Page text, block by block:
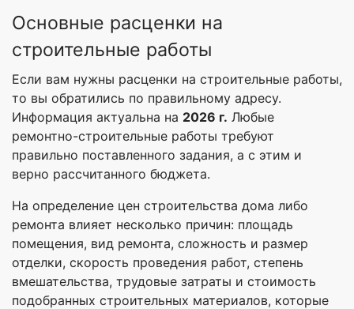
Основные расценки на
строительные работы
Если вам нужны расценки на строительные работы,
то вы обратились по правильному адресу.
Информация актуальна на 2026 г. Любые
ремонтно-строительные работы требуют
правильно поставленного задания, а с этим и
верно рассчитанного бюджета.
На определение цен строительства дома либо
ремонта влияет несколько причин: площадь
помещения, вид ремонта, сложность и размер
отделки, скорость проведения работ, степень
вмешательства, трудовые затраты и стоимость
подобранных строительных материалов, которые